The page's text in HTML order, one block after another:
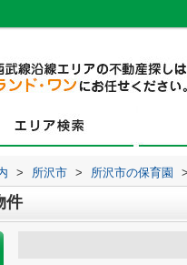
> 所沢市 > 所沢市の保育園 >
件